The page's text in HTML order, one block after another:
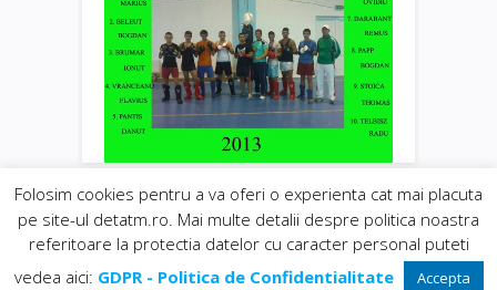
© 2019Orasul Deta| realizat deDowMedia|
Folosim cookies pentru a va oferi o experienta cat mai placuta
pe site-ul detatm.ro. Mai multe detalii despre politica noastra
referitoare la protectia datelor cu caracter personal puteti
vedea aici: GDPR - Politica de Confidentialitate Accepta